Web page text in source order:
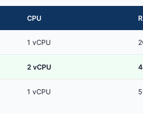
CPU
1 vCPU
2 vCPU
1 vCPU